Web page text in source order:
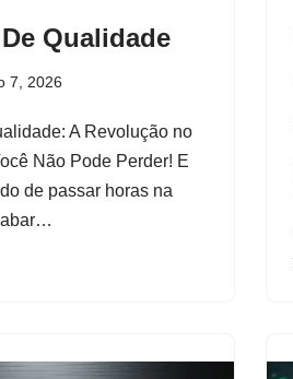
Qualidade
7, 2026
A Revolução no
Não Pode Perder! E
de passar horas na